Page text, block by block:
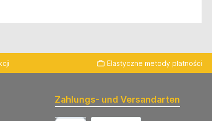
Elastyczne metody płatności
Zahlungs- und Versandarten